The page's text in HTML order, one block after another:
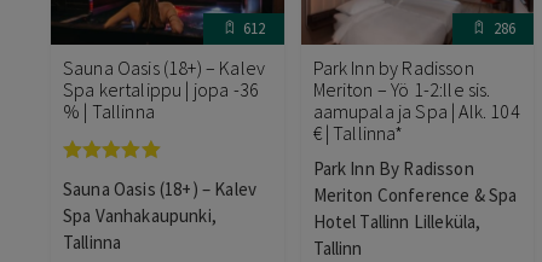
612
Sauna Oasis (18+) – Kalev
Spa kertalippu | jopa -36
% | Tallinna
tuotteesta:
5.00/ 5
Sauna Oasis (18+) – Kalev
Spa Vanhakaupunki,
Tallinna
286
Park Inn by Radisson
Meriton – Yö 1-2:lle sis.
aamupala ja Spa | Alk. 104
€ | Tallinna*
Park Inn By Radisson
Meriton Conference & Spa
Hotel Tallinn Lilleküla,
Tallinn